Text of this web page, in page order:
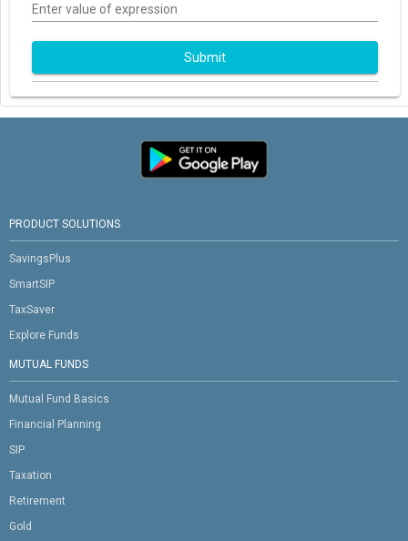
Enter value of expression
Submit
PRODUCT SOLUTIONS
SavingsPlus
SmartSIP
TaxSaver
Explore Funds
MUTUAL FUNDS
Mutual Fund Basics
Financial Planning
SIP
Taxation
Retirement
Gold